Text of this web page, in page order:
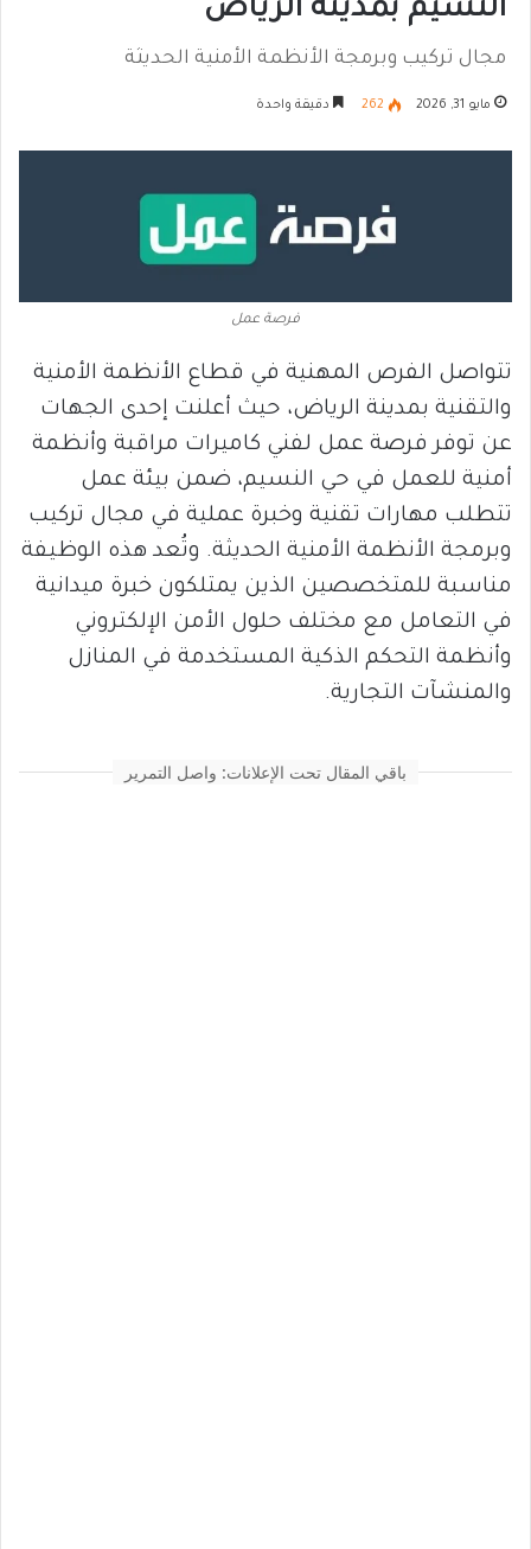
النسيم بمدينة الرياض
مجال تركيب وبرمجة الأنظمة الأمنية الحديثة
مايو 31, 2026 262 دقيقة واحدة
فرصة عمل
تتواصل الفرص المهنية في قطاع الأنظمة الأمنية
والتقنية بمدينة الرياض، حيث أعلنت إحدى الجهات
عن توفر فرصة عمل لفني كاميرات مراقبة وأنظمة
أمنية للعمل في حي النسيم، ضمن بيئة عمل
تتطلب مهارات تقنية وخبرة عملية في مجال تركيب
وبرمجة الأنظمة الأمنية الحديثة. وتُعد هذه الوظيفة
مناسبة للمتخصصين الذين يمتلكون خبرة ميدانية
في التعامل مع مختلف حلول الأمن الإلكتروني
وأنظمة التحكم الذكية المستخدمة في المنازل
والمنشآت التجارية.
باقي المقال تحت الإعلانات: واصل التمرير